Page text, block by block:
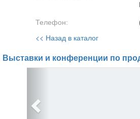
Телефон:
<< Назад в каталог
Выставки и конференции по